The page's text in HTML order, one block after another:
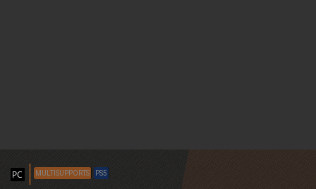
PC MULTISUPPORTS PS5